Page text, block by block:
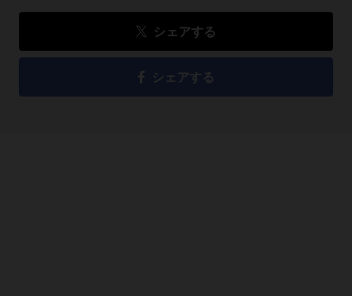
シェアする
シェアする